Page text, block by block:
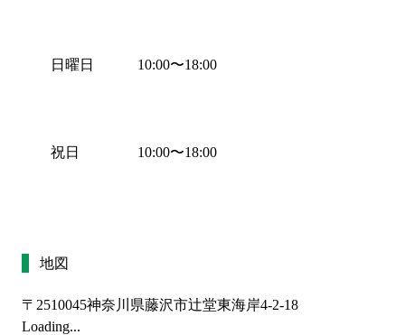
日曜日
祝日
10:00〜18:00
10:00〜18:00
地図
〒2510045神奈川県藤沢市辻堂東海岸4-2-18
Loading...